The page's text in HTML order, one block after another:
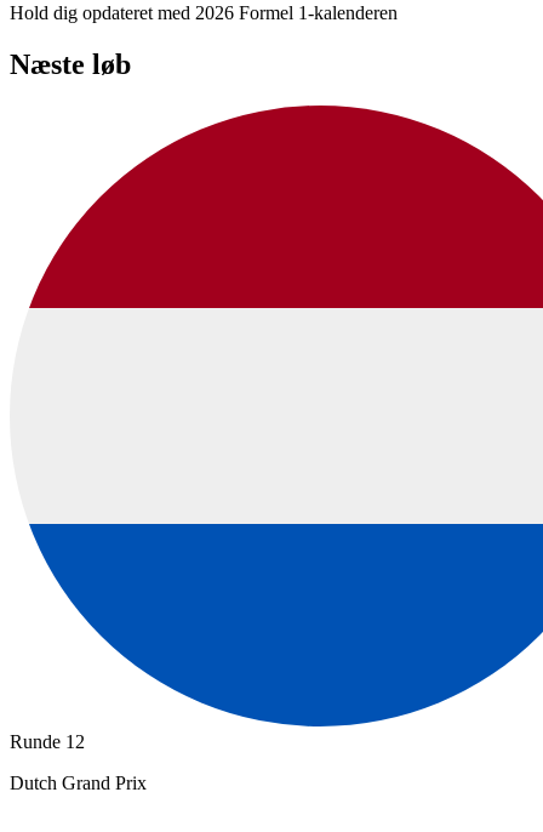
Hold dig opdateret med 2026 Formel 1-kalenderen
Næste løb
Runde 12
Dutch Grand Prix